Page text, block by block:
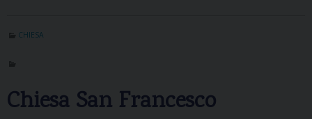
CHIESA
Chiesa San Francesco